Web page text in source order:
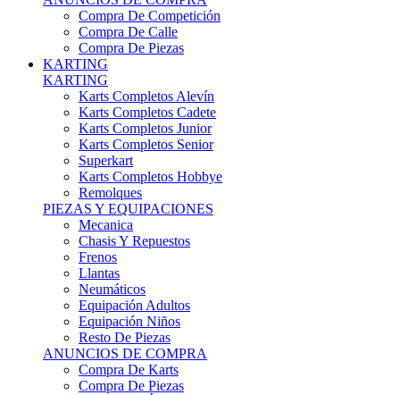
Compra De Calle
Compra De Piezas
KARTING
KARTING
Karts Completos Alevín
Karts Completos Cadete
Karts Completos Junior
Karts Completos Senior
Superkart
Karts Completos Hobbye
Remolques
PIEZAS Y EQUIPACIONES
Mecanica
Chasis Y Repuestos
Frenos
Llantas
Neumáticos
Equipación Adultos
Equipación Niños
Resto De Piezas
ANUNCIOS DE COMPRA
Compra De Karts
Compra De Piezas
BARQUETAS, FÓRMULAS Y CM